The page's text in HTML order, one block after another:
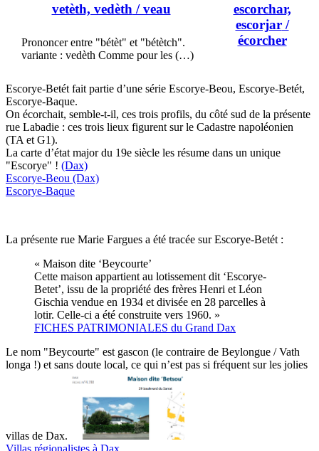
vetèth, vedèth / veau
Prononcer entre "bétèt" et "bétètch".
variante : vedèth Comme pour les (…)
escorchar,
escorjar/
écorcher
Escorye-Betét fait partie d’une série Escorye-Beou, Escorye-Betét,
Escorye-Baque.
On écorchait, semble-t-il, ces trois profils, du côté sud de la présente
rue Labadie : ces trois lieux figurent sur le Cadastre napoléonien
(TA et G1).
La carte d’état major du 19e siècle les résume dans un unique
"Escorye" ! (Dax)
Escorye-Beou (Dax)
Escorye-Baque
La présente rue Marie Fargues a été tracée sur Escorye-Betét :
« Maison dite ‘Beycourte’
Cette maison appartient au lotissement dit ‘Escorye-
Betet’, issu de la propriété des frères Henri et Léon
Gischia vendue en 1934 et divisée en 28 parcelles à
lotir. Celle-ci a été construite vers 1960. »
FICHES PATRIMONIALES du Grand Dax
Le nom "Beycourte" est gascon (le contraire de Beylongue / Vath
longa !) et sans doute local, ce qui n’est pas si fréquent sur les jolies
villas de Dax.
Villas régionalistes à Dax